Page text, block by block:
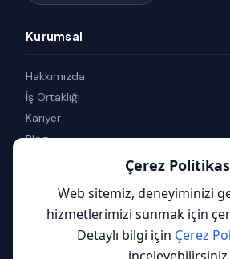
Çerez
Web sitemiz, deneyiminizi
hizmetlerimizi sunmak için
Detaylı bilgi için Çerez
Kurumsal
Hakkımızda
İş Ortaklığı
Kariyer
Blog
Yardımcı Araçlar